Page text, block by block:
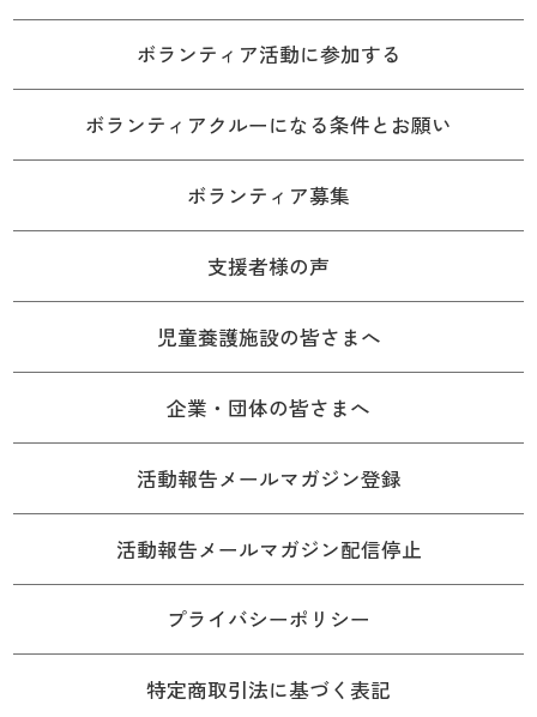
ボランティア活動に参加する
ボランティアクルーになる条件とお願い
ボランティア募集
支援者様の声
児童養護施設の皆さまへ
企業・団体の皆さまへ
活動報告メールマガジン登録
活動報告メールマガジン配信停止
プライバシーポリシー
特定商取引法に基づく表記